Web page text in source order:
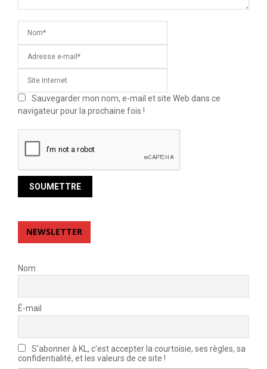
Sauvegarder mon nom, e-mail et site Web dans ce
navigateur pour la prochaine fois !
NEWSLETTER
Nom
É-mail
S'abonner à KL, c'est accepter la courtoisie, ses règles, sa
confidentialité, et les valeurs de ce site !